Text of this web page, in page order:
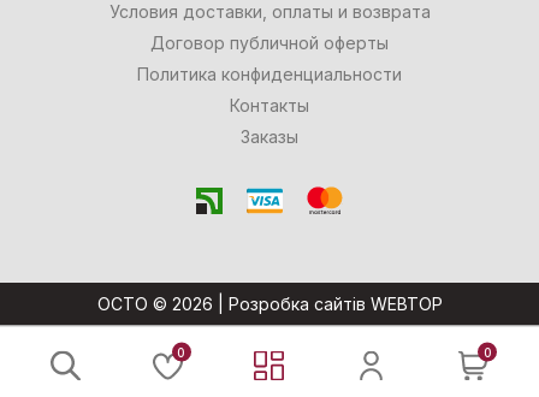
Условия доставки, оплаты и возврата
Договор публичной оферты
Политика конфиденциальности
Контакты
Заказы
OCTO © 2026 | Розробка сайтів WEBTOP
0 0